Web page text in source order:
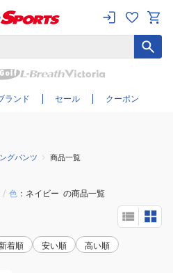
ランド セール クーポン
らに絞り込む
グパンツ 商品一覧
/ 色 ネイビー の商品一覧
着順 安い順 高い順